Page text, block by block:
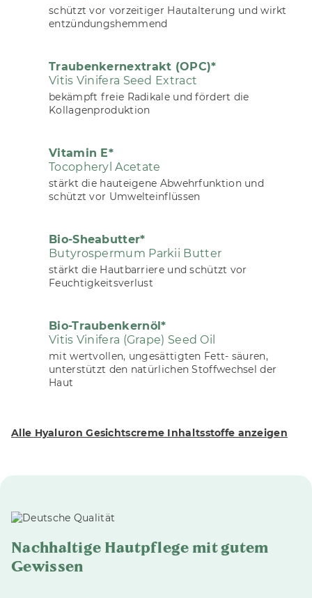
schützt vor vorzeitiger Hautalterung und wirkt
entzündungshemmend
Traubenkernextrakt (OPC)*
Vitis Vinifera Seed Extract
bekämpft freie Radikale und fördert die
Kollagenproduktion
Vitamin E*
Tocopheryl Acetate
stärkt die hauteigene Abwehrfunktion und
schützt vor Umwelteinflüssen
Bio-Sheabutter*
Butyrospermum Parkii Butter
stärkt die Hautbarriere und schützt vor
Feuchtigkeitsverlust
Bio-Traubenkernöl*
Vitis Vinifera (Grape) Seed Oil
mit wertvollen, ungesättigten Fett- säuren,
unterstützt den natürlichen Stoffwechsel der
Haut
Alle Hyaluron Gesichtscreme Inhaltsstoffe anzeigen
Nachhaltige Hautpflege mit gutem
Gewissen